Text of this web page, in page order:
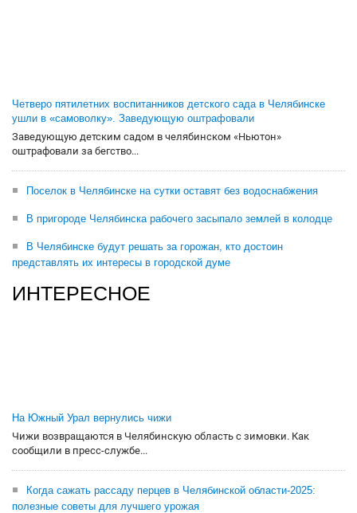
Четверо пятилетних воспитанников детского сада в Челябинске
ушли в «самоволку». Заведующую оштрафовали
Заведующую детским садом в челябинском «Ньютон»
оштрафовали за бегство...
Поселок в Челябинске на сутки оставят без водоснабжения
В пригороде Челябинска рабочего засыпало землей в колодце
В Челябинске будут решать за горожан, кто достоин
представлять их интересы в городской думе
ИНТЕРЕСНОЕ
На Южный Урал вернулись чижи
Чижи возвращаются в Челябинскую область с зимовки. Как
сообщили в пресс-службе...
Когда сажать рассаду перцев в Челябинской области-2025:
полезные советы для лучшего урожая